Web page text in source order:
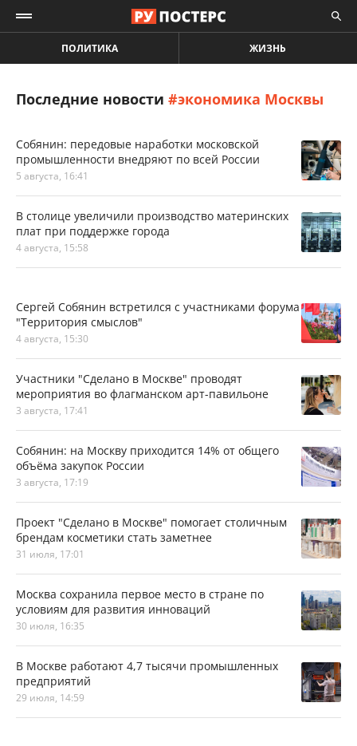
ПОЛИТИКА ЖИЗНЬ
Последние новости #экономика Москвы
Собянин: передовые наработки московской
промышленности внедряют по всей России
5 августа, 16:41
В столице увеличили производство материнских
плат при поддержке города
4 августа, 15:58
Сергей Собянин встретился с участниками форума
"Территория смыслов"
4 августа, 15:30
Участники "Сделано в Москве" проводят
мероприятия во флагманском арт-павильоне
3 августа, 17:41
Собянин: на Москву приходится 14% от общего
объёма закупок России
3 августа, 17:19
Проект "Сделано в Москве" помогает столичным
брендам косметики стать заметнее
31 июля, 17:01
Москва сохранила первое место в стране по
условиям для развития инноваций
30 июля, 16:35
В Москве работают 4,7 тысячи промышленных
предприятий
29 июля, 14:59